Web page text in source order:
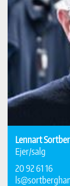
Lennart
Ejer/salg
20 92 61 16